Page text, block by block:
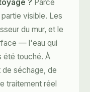
? Parce
visible. Les
du mur, et le
— l'eau qui
touché. À
séchage, de
traitement réel